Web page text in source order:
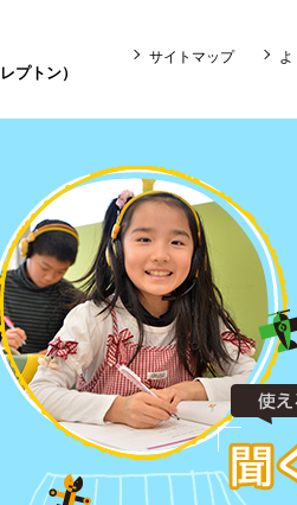
プトン）
サイトマップ よ